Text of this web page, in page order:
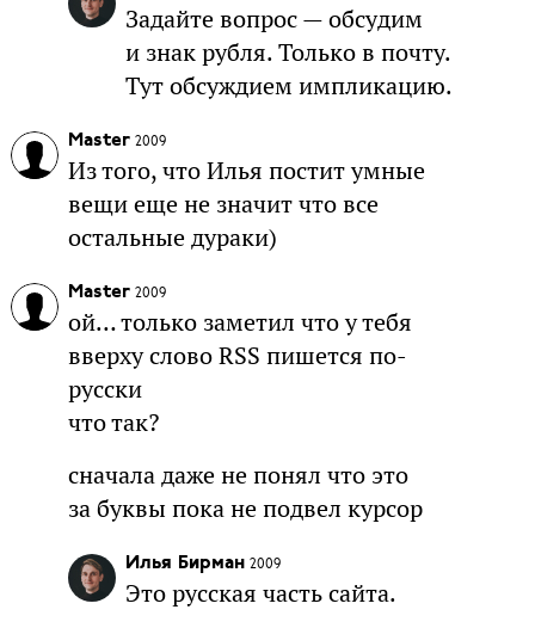
Задайте вопрос — обсудим
и знак рубля. Только в почту.
Тут обсуждием импликацию.
Master 2009
Из того, что Илья постит умные
вещи еще не значит что все
остальные дураки)
Master 2009
ой… только заметил что у тебя
вверху слово RSS пишется по-
русски
что так?
сначала даже не понял что это
за буквы пока не подвел курсор
Илья Бирман 2009
Это русская часть сайта.